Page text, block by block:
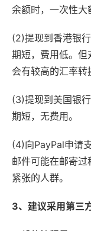
余额时，一次性大
(2)提现到香港银
期短，费用低。但
会有较高的汇率转
(3)提现到美国银
期短，无费用。
(4)向PayPal申请
邮件可能在邮寄
紧张的人群。
3、建议采用第三